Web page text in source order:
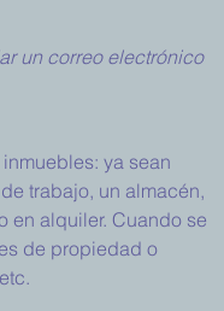
un correo electrónico
ya sean
trabajo, un almacén,
en alquiler. Cuando se
de propiedad o